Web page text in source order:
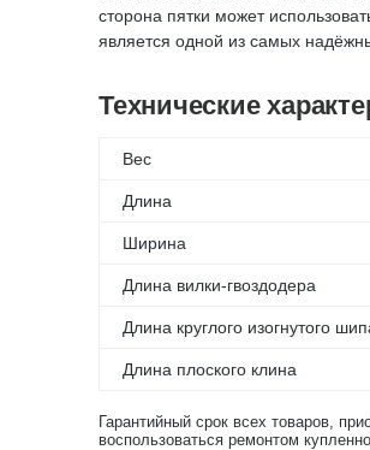
сторона пятки может
является одной из самых
Технические
Вес
Длина
Ширина
Длина вилки-гвоздодера
Длина круглого изогнутого
Длина плоского клина
Гарантийный срок всех товаров,
воспользоваться ремонтом